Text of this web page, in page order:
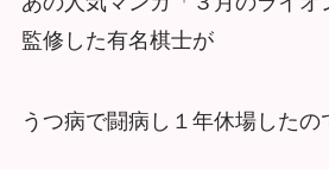
監修した有名棋士が
うつ病で闘病し１年休場したの